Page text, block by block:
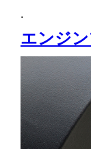
.
エンジ